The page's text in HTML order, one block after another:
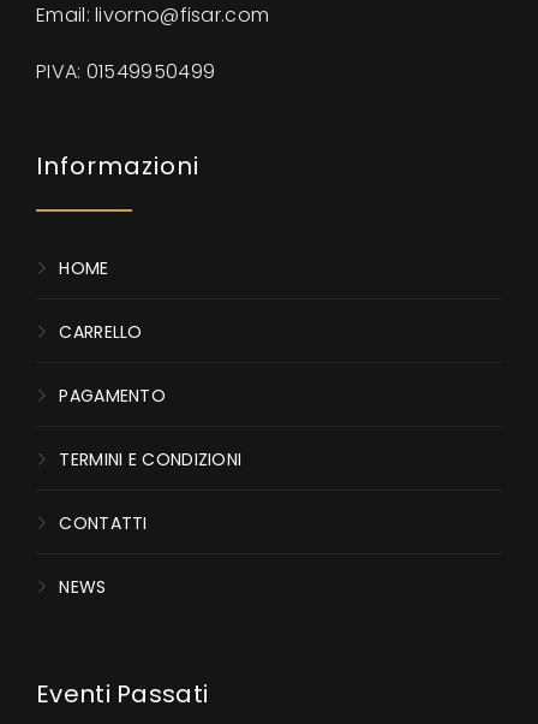
Email: livorno@fisar.com
PIVA: 01549950499
Informazioni
HOME
CARRELLO
PAGAMENTO
TERMINI E CONDIZIONI
CONTATTI
NEWS